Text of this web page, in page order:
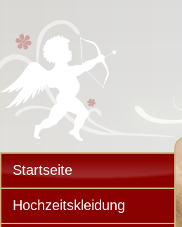
Startseite
Hochzeitskleidung